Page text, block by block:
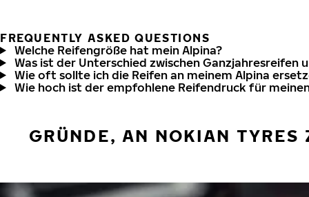
FREQUENTLY ASKED QUESTIONS
Welche Reifengröße hat mein Alpina?
Was ist der Unterschied zwischen Ganzjahresreifen
Wie oft sollte ich die Reifen an meinem Alpina
Wie hoch ist der empfohlene Reifendruck für
GRÜNDE, AN NOKIAN TYRES